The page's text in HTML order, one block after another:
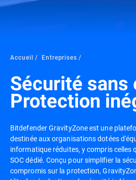
Accueil Entreprises
Sécurité
Protection
Bitdefender GravityZone est une
destinée aux organisations dotées
informatique réduites, y compris celles
SOC dédié. Conçu pour simplifier la
compromis sur la protection,